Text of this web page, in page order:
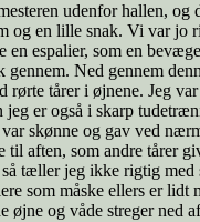
udenfor hallen, og
og en lille snak. Vi var jo
en espalier, som en
gennem. Ned gennem
rørte tårer i øjnene. Jeg
jeg er også i skarp
skønne og gav ved
aften, som andre tårer
tæller jeg ikke rigtig
som måske ellers er lidt
øjne og våde streger ned